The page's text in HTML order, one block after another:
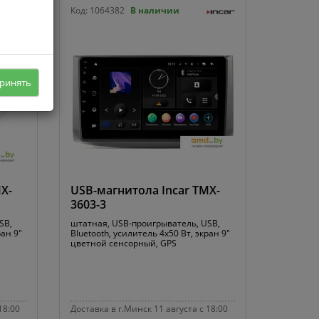
9"
Код: 1064382 В наличии
USB-магнитола Incar TMX-
3603-3
штатная, USB-проигрыватель, USB,
Bluetooth, усилитель 4x50 Вт, экран 9"
цветной сенсорный, GPS
Доставка в г.Минск 11 августа с 18:00